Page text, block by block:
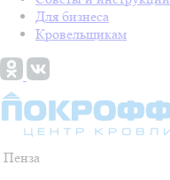
Для бизнеса
Кровельщикам
Пенза